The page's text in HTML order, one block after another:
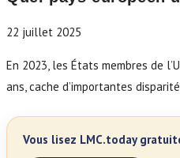
22 juillet 2025
En 2023, les États membres de
ans, cache d’importantes
Vous lisez LMC.today